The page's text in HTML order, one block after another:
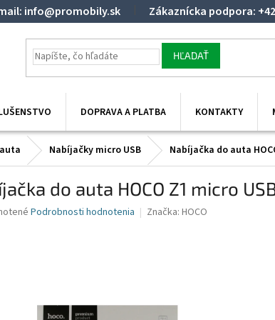
info@promobily.sk Zákaznícka podpora:
HĽADAŤ
DOPRAVA A PLATBA KONTAKTY
Nabíjačky micro USB Nabíjačka do auta
do auta HOCO Z1 micro
Podrobnosti hodnotenia Značka: HOCO